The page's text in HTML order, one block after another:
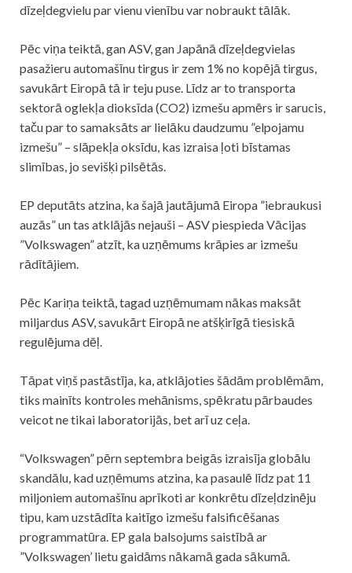
dīzeļdegvielu par vienu vienību var nobraukt tālāk.
Pēc viņa teiktā, gan ASV, gan Japānā dīzeļdegvielas
pasažieru automašīnu tirgus ir zem 1% no kopējā tirgus,
savukārt Eiropā tā ir teju puse. Līdz ar to transporta
sektorā oglekļa dioksīda (CO2) izmešu apmērs ir sarucis,
taču par to samaksāts ar lielāku daudzumu ”elpojamu
izmešu” – slāpekļa oksīdu, kas izraisa ļoti bīstamas
slimības, jo sevišķi pilsētās.
EP deputāts atzina, ka šajā jautājumā Eiropa ”iebraukusi
auzās” un tas atklājās nejauši – ASV piespieda Vācijas
”Volkswagen” atzīt, ka uzņēmums krāpies ar izmešu
rādītājiem.
Pēc Kariņa teiktā, tagad uzņēmumam nākas maksāt
miljardus ASV, savukārt Eiropā ne atšķirīgā tiesiskā
regulējuma dēļ.
Tāpat viņš pastāstīja, ka, atklājoties šādām problēmām,
tiks mainīts kontroles mehānisms, spēkratu pārbaudes
veicot ne tikai laboratorijās, bet arī uz ceļa.
“Volkswagen” pērn septembra beigās izraisīja globālu
skandālu, kad uzņēmums atzina, ka pasaulē līdz pat 11
miljoniem automašīnu aprīkoti ar konkrētu dīzeļdzinēju
tipu, kam uzstādīta kaitīgo izmešu falsificēšanas
programmatūra. EP gala balsojums saistībā ar
”Volkswagen’ lietu gaidāms nākamā gada sākumā.